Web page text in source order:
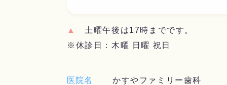
▲
土曜午後は17時までです。
※休診日：木曜 日曜 祝日
医院名 かすやファミリー歯科